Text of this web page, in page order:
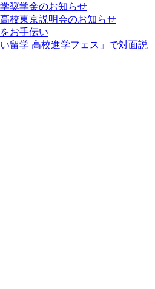
奨学金のお知らせ
校東京説明会のお知らせ
お手伝い
留学 高校進学フェス」で対面説